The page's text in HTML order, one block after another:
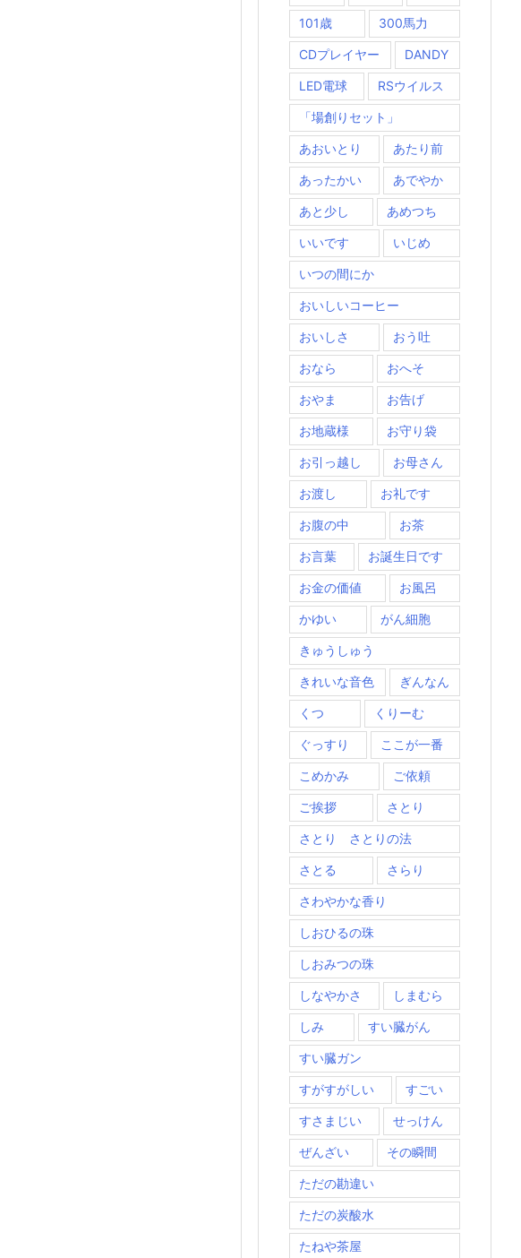
101歳 300馬力
CDプレイヤー DANDY
LED電球 RSウイルス
「場創りセット」
あおいとり あたり前
あったかい あでやか
あと少し あめつち
いいです いじめ
いつの間にか
おいしいコーヒー
おいしさ おう吐
おなら おへそ
おやま お告げ
お地蔵様 お守り袋
お引っ越し お母さん
お渡し お礼です
お腹の中 お茶
お言葉 お誕生日です
お金の価値 お風呂
かゆい がん細胞
きゅうしゅう
きれいな音色 ぎんなん
くつ くりーむ
ぐっすり ここが一番
こめかみ ご依頼
ご挨拶 さとり
さとり さとりの法
さとる さらり
さわやかな香り
しおひるの珠
しおみつの珠
しなやかさ しまむら
しみ すい臓がん
すい臓ガン
すがすがしい すごい
すさまじい せっけん
ぜんざい その瞬間
ただの勘違い
ただの炭酸水
たねや茶屋